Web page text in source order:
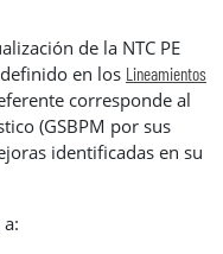
de la NTC PE
en los Lineamientos
corresponde al
(GSBPM por sus
identificadas en su